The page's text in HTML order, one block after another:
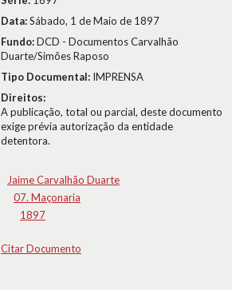
Data:Sábado, 1 de Maio de 1897
Fundo:DCD - Documentos Carvalhão
Duarte/Simões Raposo
Tipo Documental: IMPRENSA
Direitos:
A publicação, total ou parcial, deste documento
exige prévia autorização da entidade
detentora.
Jaime Carvalhão Duarte
07. Maçonaria
1897
Citar Documento